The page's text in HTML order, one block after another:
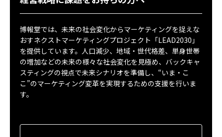
博報堂では、未来の社会変化からマーケティングを捉えな
おすネクストマーケティングプロジェクト「LEAD2030」
を提供しています。人口減少、地域・世代格差、単身世帯
の増加などの未来の様々な社会変化を見極め、バックキャ
スティングの視点で未来シナリオを準備し、“いま・こ
こ”のマーケティング変革を実現するための支援を行いま
す。